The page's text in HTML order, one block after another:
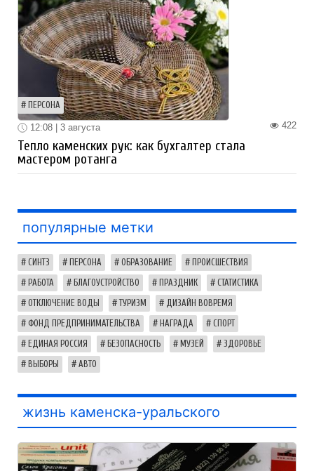
ПЕРСОНА
422
12:08 | 3 августа
Тепло каменских рук: как бухгалтер стала
мастером ротанга
популярные метки
СИНТЗ ПЕРСОНА ОБРАЗОВАНИЕ ПРОИСШЕСТВИЯ
РАБОТА БЛАГОУСТРОЙСТВО ПРАЗДНИК СТАТИСТИКА
ОТКЛЮЧЕНИЕ ВОДЫ ТУРИЗМ ДИЗАЙН ВОВРЕМЯ
ФОНД ПРЕДПРИНИМАТЕЛЬСТВА НАГРАДА СПОРТ
ЕДИНАЯ РОССИЯ БЕЗОПАСНОСТЬ МУЗЕЙ ЗДОРОВЬЕ
ВЫБОРЫ АВТО
жизнь каменска-уральского